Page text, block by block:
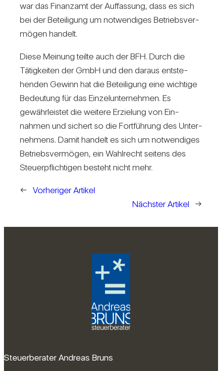
war das Finanzamt der Auf­fas­sung, dass es sich
bei der Betei­li­gung um not­wen­diges Betriebs­ver­
mögen han­delt.
Diese Mei­nung teilte auch der BFH. Durch die
Tätig­keiten der GmbH und den daraus ent­ste­
henden Gewinn hat die Betei­li­gung eine wich­tige
Bedeu­tung für das Ein­zel­un­ter­nehmen. Es
gewähr­leistet die wei­tere Erzie­lung von Ein­
nahmen und sichert so die Fort­füh­rung des Unter­
neh­mens. Damit han­delt es sich um not­wen­diges
Betriebs­ver­mögen, ein Wahl­recht sei­tens des
Steu­er­pflich­tigen besteht nicht mehr.
← Vorheriger Artikel
Nächster Artikel
→
Steuerberater Andreas Bruns